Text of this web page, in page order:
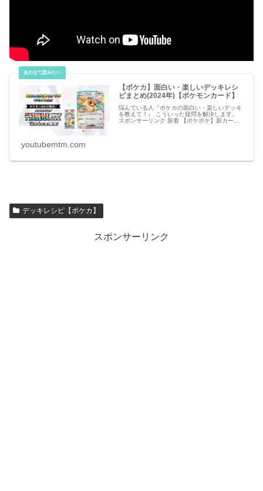
【ポケカ】面白い・楽しいデッキレシ
ピまとめ(2024年)【ポケモンカード】
悩んでいる人『ポケカの面白い・楽しいデッキ
を教えて！』 こういった疑問を解決します。
スポンサーリンク 新着 【ポケポケ】新カー
youtubemtm.com
デッキレシピ【ポケカ】
スポンサーリンク